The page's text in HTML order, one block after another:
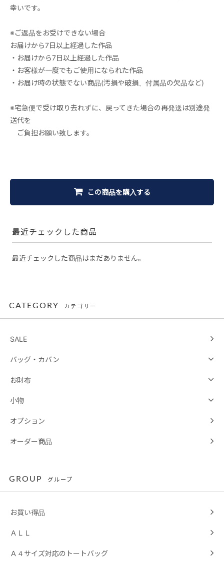
幸いです。
※ご返品をお受けできない場合
お届けから7日以上経過した作品
・お届けから7日以上経過した作品
・お客様が一度でもご使用になられた作品
・お届け時の状態でない商品(汚損や破損、付属品の欠品など)
※宅急便で受け取り去れずに、戻ってきた場合の再発送は別途発
送代を
ご負担お願い致します。
この商品を購入する
最近チェックした商品
最近チェックした商品はまだありません。
CATEGORY カテゴリー
SALE
バッグ・カバン
お財布
小物
オプション
オーダー商品
GROUP グループ
お買い得品
ＡＬＬ
Ａ４サイズ対応のトートバッグ